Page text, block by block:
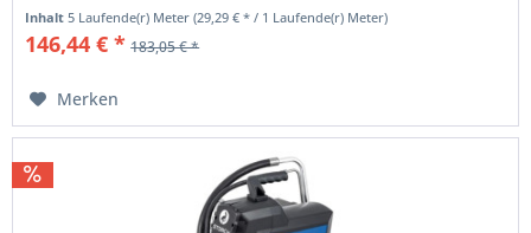
Inhalt5 Laufende(r) Meter(29,29 € * / 1 Laufende(r) Meter)
146,44 € * 183,05 € *
Merken